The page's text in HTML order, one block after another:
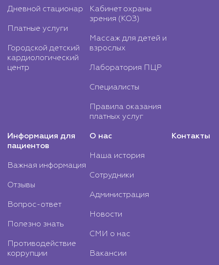
Дневной стационар
Платные услуги
Городской детский
кардиологический
центр
Кабинет охраны
зрения (КОЗ)
Массаж для детей и
взрослых
Лаборатория ПЦР
Специалисты
Правила оказания
платных услуг
Информация для
пациентов
Важная информация
Отзывы
Вопрос-ответ
Полезно знать
Противодействие
коррупции
О нас
Наша история
Сотрудники
Администрация
Новости
СМИ о нас
Вакансии
Контакты